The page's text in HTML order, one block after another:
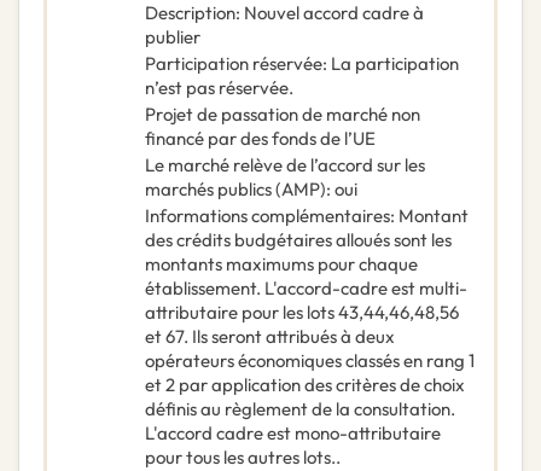
Description: Nouvel accord cadre à
publier
Participation réservée: La participation
n’est pas réservée.
Projet de passation de marché non
financé par des fonds de l’UE
Le marché relève de l’accord sur les
marchés publics (AMP): oui
Informations complémentaires: Montant
des crédits budgétaires alloués sont les
montants maximums pour chaque
établissement. L'accord-cadre est multi-
attributaire pour les lots 43,44,46,48,56
et 67. Ils seront attribués à deux
opérateurs économiques classés en rang 1
et 2 par application des critères de choix
définis au règlement de la consultation.
L'accord cadre est mono-attributaire
pour tous les autres lots..